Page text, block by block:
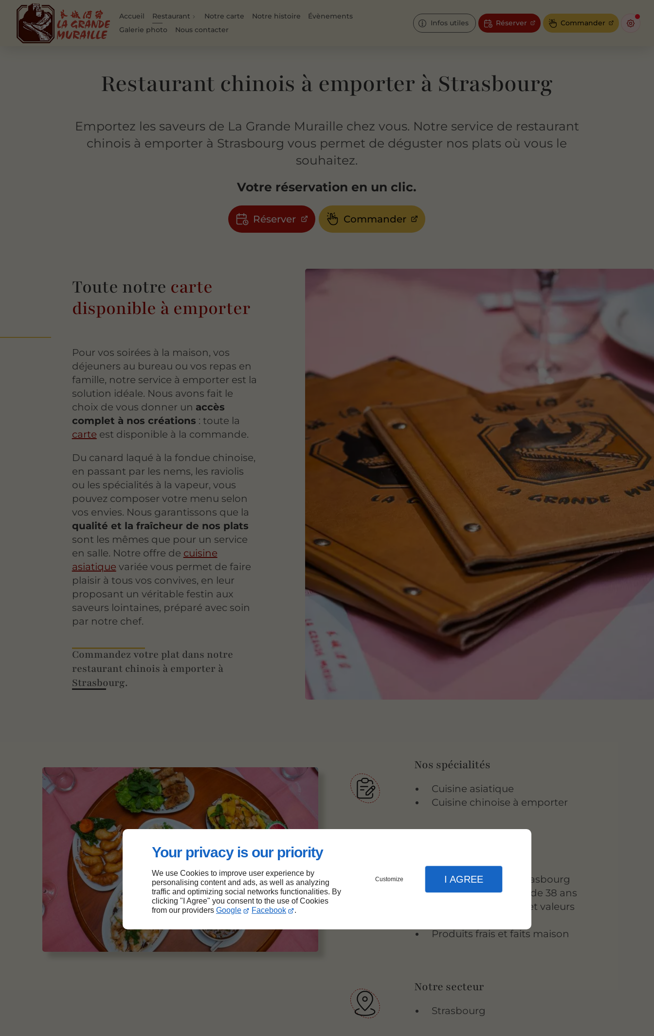
Your privacy is our priority
We use Cookies to improve user experience by
personalising content and ads, as well as analyzing
traffic and optimizing social networks functionalities. By
clicking "I Agree" you consent to the use of Cookies
from our providers Google Facebook .
Customize I AGREE
Accueil Restaurant Notre carte Notre histoire
Évènements
Galerie photo
Nous contacter
Infos utiles Réserver Commander
Restaurant chinois à emporter à Strasbourg
Emportez les saveurs de La Grande Muraille chez vous. Notre service de restaurant
chinois à emporter à Strasbourg vous permet de déguster nos plats où vous le
souhaitez.
Votre réservation en un clic.
Réserver Commander
Toute notre carte
disponible à emporter
Pour vos soirées à la maison, vos
déjeuners au bureau ou vos repas en
famille, notre service à emporter est la
solution idéale. Nous avons fait le
choix de vous donner un accès
complet à nos créations : toute la
carte est disponible à la commande.
Du canard laqué à la fondue chinoise,
en passant par les nems, les raviolis
ou les spécialités à la vapeur, vous
pouvez composer votre menu selon
vos envies. Nous garantissons que la
qualité et la fraîcheur de nos plats
sont les mêmes que pour un service
en salle. Notre offre de cuisine
asiatique variée vous permet de faire
plaisir à tous vos convives, en leur
proposant un véritable festin aux
saveurs lointaines, préparé avec soin
par notre chef.
Commandez votre plat dans notre
restaurant chinois à emporter à
Strasbourg.
Nos spécialités
Cuisine asiatique
Cuisine chinoise à emporter
Situé au cœur de Strasbourg
Présent depuis plus de 38 ans
Entreprise familiale et valeurs
Produits frais et faits maison
Notre secteur
Strasbourg